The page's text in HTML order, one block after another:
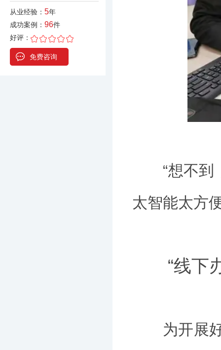
从业经验： 5年
成功案例： 96件
好评：
免费咨询
“想不到
太智能太方
“线下办
为开展好“